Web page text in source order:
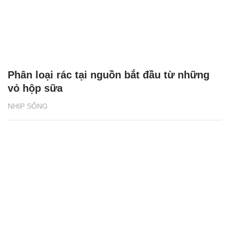
NHỊP SỐNG
Phân loại rác tại nguồn bắt đầu từ những
vỏ hộp sữa